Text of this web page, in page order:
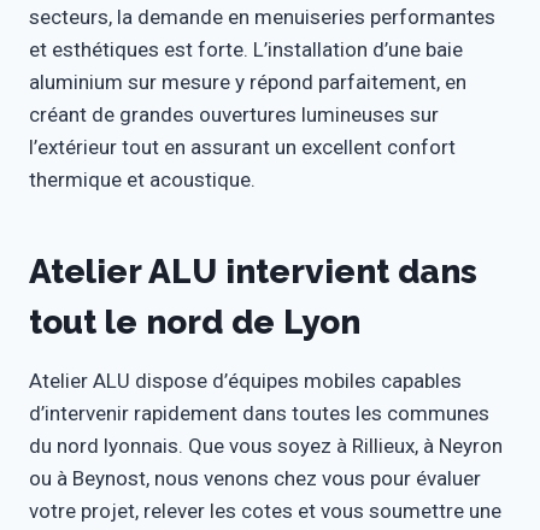
secteurs, la demande en menuiseries performantes
et esthétiques est forte. L’installation d’une baie
aluminium sur mesure y répond parfaitement, en
créant de grandes ouvertures lumineuses sur
l’extérieur tout en assurant un excellent confort
thermique et acoustique.
Atelier ALU intervient dans
tout le nord de Lyon
Atelier ALU dispose d’équipes mobiles capables
d’intervenir rapidement dans toutes les communes
du nord lyonnais. Que vous soyez à Rillieux, à Neyron
ou à Beynost, nous venons chez vous pour évaluer
votre projet, relever les cotes et vous soumettre une